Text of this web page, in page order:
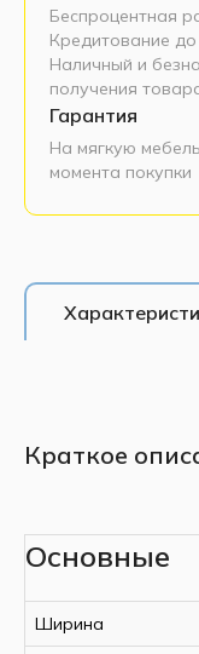
Беспроцентная
Кредитование
Наличный и
получения
Гарантия
На мягкую
момента покупки
Краткое
Основные
Ширина